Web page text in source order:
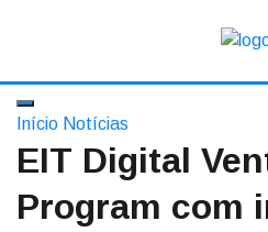
Início Notícias
EIT Digital
Program com